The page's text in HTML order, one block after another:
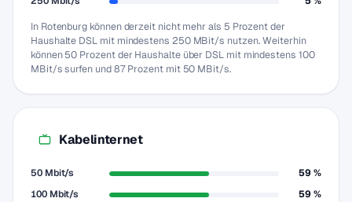
In Rotenburg können derzeit nicht mehr als 5 Prozent der
Haushalte DSL mit mindestens 250 MBit/s nutzen. Weiterhin
können 50 Prozent der Haushalte über DSL mit mindestens 100
MBit/s surfen und 87 Prozent mit 50 MBit/s.
Kabelinternet
50 Mbit/s
59 %
100 Mbit/s
59 %